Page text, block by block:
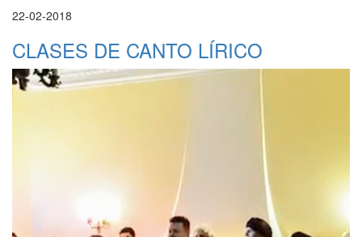
22-02-2018
CLASES DE CANTO LÍRICO